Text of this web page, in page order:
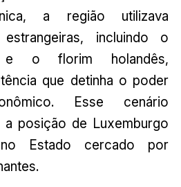
a região utilizava
incluindo o
e o florim holandês,
que detinha o poder
Esse cenário
a posição de Luxemburgo
Estado cercado por